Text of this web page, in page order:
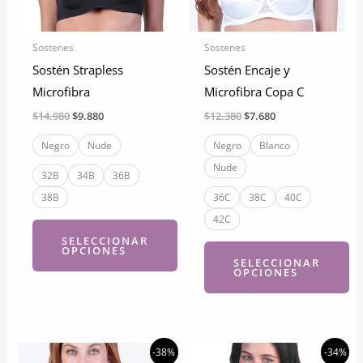
pueden
producto
pueden
producto
Sostenes
Sostén Strapless
Microfibra
$14.980El
original
era:
$14.980.
$9.880El
actual
es:
$9.880.
Negro Nude
32B 34B
36B
38B
SELECCIONAR
OPCIONES
múltiples
Sostenes
Sostén Encaje y
Microfibra Copa C
$12.380El
original
era:
$12.380.
$7.680El
actual
es:
Negro
Blanco
Nude
36C 38C
40C
42C
SELECCIONAR
OPCIONES
tiene
-38% -34%